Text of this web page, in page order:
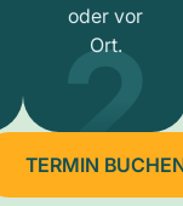
oder vor
Ort.
2
TERMIN